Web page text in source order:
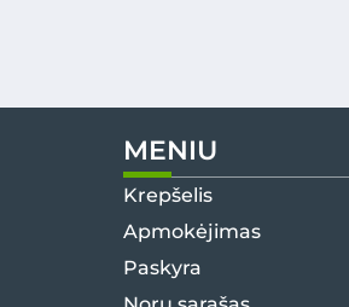
MENIU
Krepšelis
Apmokėjimas
Paskyra